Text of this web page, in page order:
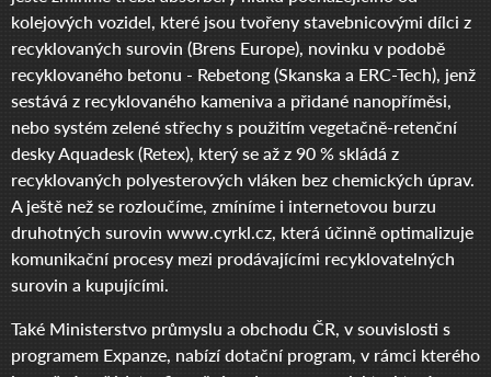
kolejových vozidel, které jsou tvořeny stavebnicovými dílci z
recyklovaných surovin (Brens Europe), novinku v podobě
recyklovaného betonu - Rebetong (Skanska a ERC-Tech), jenž
sestává z recyklovaného kameniva a přidané nanopříměsi,
nebo systém zelené střechy s použitím vegetačně-retenční
desky Aquadesk (Retex), který se až z 90 % skládá z
recyklovaných polyesterových vláken bez chemických úprav.
A ještě než se rozloučíme, zmíníme i internetovou burzu
druhotných surovin www.cyrkl.cz, která účinně optimalizuje
komunikační procesy mezi prodávajícími recyklovatelných
surovin a kupujícími.
Také Ministerstvo průmyslu a obchodu ČR, v souvislosti s
programem Expanze, nabízí dotační program, v rámci kterého